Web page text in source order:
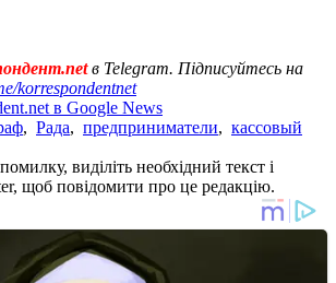
в Telegram. Підписуйтесь на
korrespondentnet
в Google News
, Рада, предприниматели, кассовый
виділіть необхідний текст і
щоб повідомити про це редакцію.